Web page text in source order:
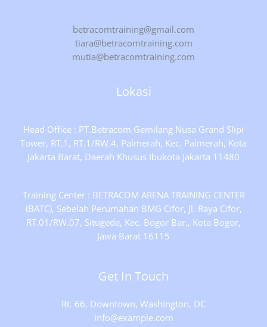
betracomtraining@gmail.com
tiara@betracomtraining.com
mutia@betracomtraining.com
Lokasi
Head Office : PT.Betracom Gemilang Nusa Grand Slipi
Tower, RT.1, RT.1/RW.4, Palmerah, Kec. Palmerah, Kota
Jakarta Barat, Daerah Khusus Ibukota Jakarta 11480
Training Center : BETRACOM ARENA TRAINING CENTER
(BATC), Sebelah Perumahan BMG Cifor, Jl. Raya Cifor,
RT.01/RW.07, Situgede, Kec. Bogor Bar., Kota Bogor,
Jawa Barat 16115
Get In Touch
Rt. 66, Downtown, Washington, DC
info@example.com​